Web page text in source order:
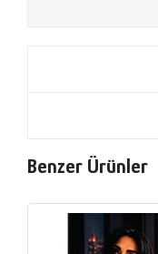
Benzer Ürünler